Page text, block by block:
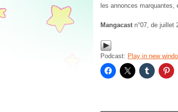
les annonces
Mangacast n°07, de juillet
Podcast: Play in new